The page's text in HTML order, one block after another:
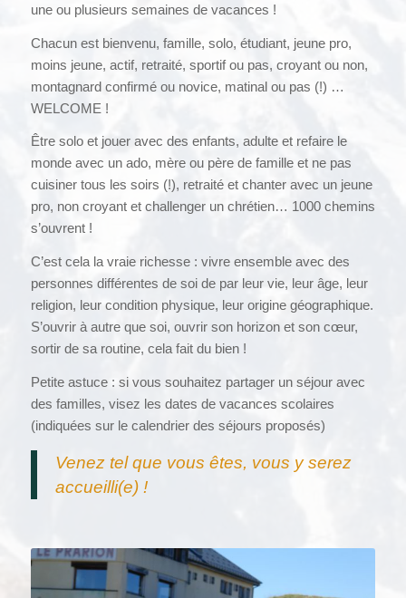
une ou plusieurs semaines de vacances !
Chacun est bienvenu, famille, solo, étudiant, jeune pro,
moins jeune, actif, retraité, sportif ou pas, croyant ou non,
montagnard confirmé ou novice, matinal ou pas (!) …
WELCOME !
Être solo et jouer avec des enfants, adulte et refaire le
monde avec un ado, mère ou père de famille et ne pas
cuisiner tous les soirs (!), retraité et chanter avec un jeune
pro, non croyant et challenger un chrétien… 1000 chemins
s’ouvrent !
C’est cela la vraie richesse : vivre ensemble avec des
personnes différentes de soi de par leur vie, leur âge, leur
religion, leur condition physique, leur origine géographique.
S’ouvrir à autre que soi, ouvrir son horizon et son cœur,
sortir de sa routine, cela fait du bien !
Petite astuce : si vous souhaitez partager un séjour avec
des familles, visez les dates de vacances scolaires
(indiquées sur le calendrier des séjours proposés)
Venez tel que vous êtes, vous y serez
accueilli(e) !